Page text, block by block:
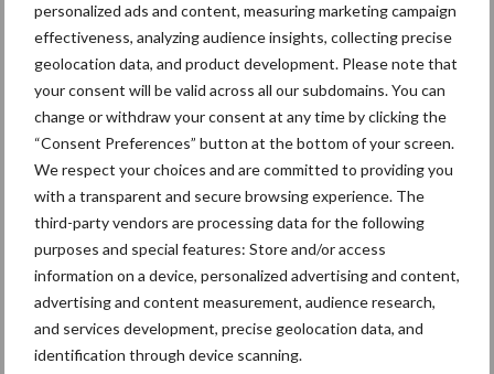
personalized ads and content, measuring marketing campaign
effectiveness, analyzing audience insights, collecting precise
geolocation data, and product development. Please note that
your consent will be valid across all our subdomains. You can
change or withdraw your consent at any time by clicking the
“Consent Preferences” button at the bottom of your screen.
We respect your choices and are committed to providing you
with a transparent and secure browsing experience. The
third-party vendors are processing data for the following
purposes and special features: Store and/or access
information on a device, personalized advertising and content,
advertising and content measurement, audience research,
and services development, precise geolocation data, and
identification through device scanning.
Themapagina's
Bemesting Gewas & ruwvoer Loonwerk
Beregening /
Irrigatie
Hakselen
Toon meer